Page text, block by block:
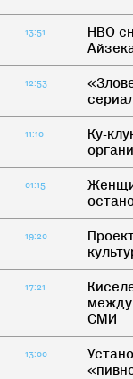
13:51
HBO
12:53
11:10
Ку-
01:15
19:20
17:21
СМИ
13:00